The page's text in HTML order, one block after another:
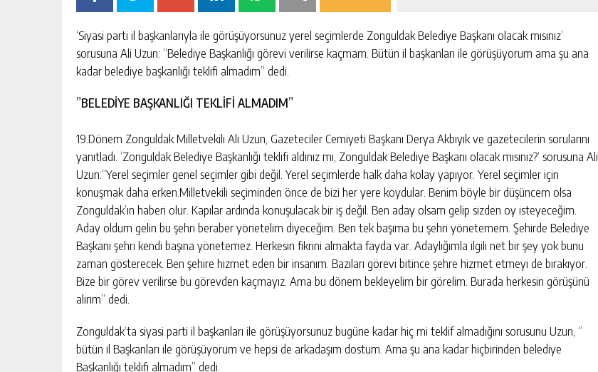
‘Siyasi parti il başkanlarıyla ile görüşüyorsunuz yerel seçimlerde Zonguldak Belediye Başkanı olacak mısınız’
sorusuna Ali Uzun: “Belediye Başkanlığı görevi verilirse kaçmam. Bütün il başkanları ile görüşüyorum ama şu ana
kadar belediye başkanlığı teklifi almadım” dedi.
”BELEDİYE BAŞKANLIĞI TEKLİFİ ALMADIM”
19.Dönem Zonguldak Milletvekili Ali Uzun, Gazeteciler Cemiyeti Başkanı Derya Akbıyık ve gazetecilerin sorularını
yanıtladı. ‘Zonguldak Belediye Başkanlığı teklifi aldınız mı, Zonguldak Belediye Başkanı olacak mısınız?’ sorusuna Ali
Uzun:“Yerel seçimler genel seçimler gibi değil. Yerel seçimlerde halk daha kolay yapıyor. Yerel seçimler için
konuşmak daha erken.Milletvekili seçiminden önce de bizi her yere koydular. Benim böyle bir düşüncem olsa
Zonguldak’ın haberi olur. Kapılar ardında konuşulacak bir iş değil. Ben aday olsam gelip sizden oy isteyeceğim.
Aday oldum gelin bu şehri beraber yönetelim diyeceğim. Ben tek başıma bu şehri yönetemem. Şehirde Belediye
Başkanı şehri kendi başına yönetemez. Herkesin fikrini almakta fayda var. Adaylığımla ilgili net bir şey yok bunu
zaman gösterecek. Ben şehire hizmet eden bir insanım. Bazıları görevi bitince şehre hizmet etmeyi de bırakıyor.
Bize bir görev verilirse bu görevden kaçmayız. Ama bu dönem bekleyelim bir görelim. Burada herkesin görüşünü
alırım” dedi.
Zonguldak‘ta siyasi parti il başkanları ile görüşüyorsunuz bugüne kadar hiç mi teklif almadığını sorusunu Uzun, “
bütün il Başkanları ile görüşüyorum ve hepsi de arkadaşım dostum. Ama şu ana kadar hiçbirinden belediye
Başkanlığı teklifi almadım” dedi.
KADIN KOOPERATİFLERİ VE
GİRİŞİMCİLER ZTSO’DA BİR ARAYA
GELDİ
GELENEKSEL GÖKÇEBEY TENEKEDE
TAVUK FESTIVALI KAPILARINI AÇTI